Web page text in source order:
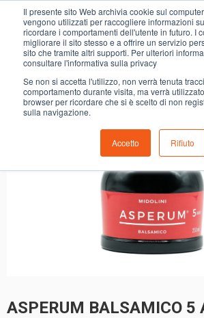
Il presente sito Web archivia cookie sul
vengono utilizzati per raccogliere informazioni
ricordare i comportamenti dell'utente in futuro. I
migliorare il sito stesso e a offrire un servizio
sito che tramite altri supporti. Per ulteriori
consultare l'informativa sulla privacy
Se non si accetta l'utilizzo, non verrà tenuta
comportamento durante visita, ma verrà
browser per ricordare che si è scelto di non
sulla navigazione.
Accetto Rifiuto
ASPERUM BALSAMICO
ASPERUM BALSAMICO 5